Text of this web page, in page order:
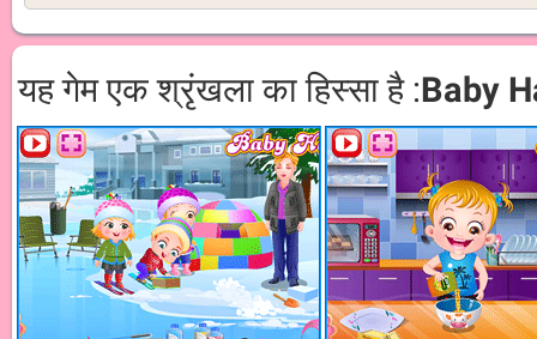
यह गेम एक श्रृंखला का हिस्सा है :Baby